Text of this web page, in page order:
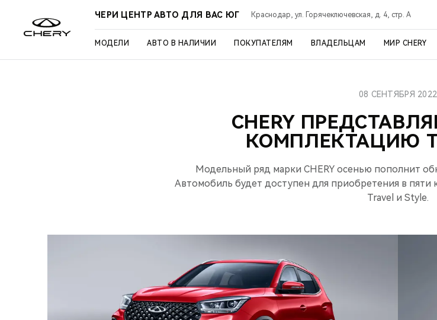
ЧЕРИ ЦЕНТР АВТО ДЛЯ ВАС ЮГ Краснодар, ул. Горячеключевская, д. 4, стр. А
МОДЕЛИ АВТО В НАЛИЧИИ ПОКУПАТЕЛЯМ ВЛАДЕЛЬЦАМ МИР CHERY
CHERY
КОМПЛЕКТАЦИЮ
08 СЕНТЯБРЯ 2022
Модельный ряд марки CHERY осенью пополнит
Автомобиль будет доступен для приобретения в пяти
Travel и Style.